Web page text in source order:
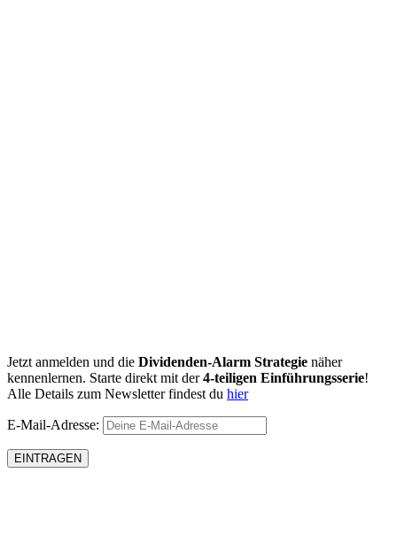
Jetzt anmelden und die Dividenden-Alarm Strategie näher
kennenlernen. Starte direkt mit der4-teiligen Einführungsserie!
Alle Details zum Newsletter findest du hier
E-Mail-Adresse: